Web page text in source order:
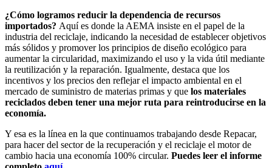
¿Cómo logramos reducir la dependencia de recursos
importados? Aquí es donde la AEMA insiste en el papel de la
industria del reciclaje, indicando la necesidad de establecer objetivos
más sólidos y promover los principios de diseño ecológico para
aumentar la circularidad, maximizando el uso y la vida útil mediante
la reutilización y la reparación. Igualmente, destaca que los
incentivos y los precios den reflejar el impacto ambiental en el
mercado de suministro de materias primas y que los materiales
reciclados deben tener una mejor ruta para reintroducirse en la
economía.
Y esa es la línea en la que continuamos trabajando desde Repacar,
para hacer del sector de la recuperación y el reciclaje el motor de
cambio hacia una economía 100% circular. Puedes leer el informe